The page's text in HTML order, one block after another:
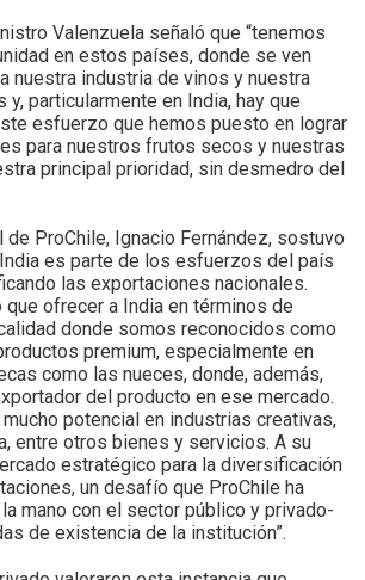
Valenzuela señaló que “tenemos
en estos países, donde se ven
nuestra industria de vinos y nuestra
y, particularmente en India, hay que
esfuerzo que hemos puesto en lograr
para nuestros frutos secos y nuestras
principal prioridad, sin desmedro del
de ProChile, Ignacio Fernández, sostuvo
es parte de los esfuerzos del país
las exportaciones nacionales.
que ofrecer a India en términos de
donde somos reconocidos como
premium, especialmente en
como las nueces, donde, además,
del producto en ese mercado.
potencial en industrias creativas,
entre otros bienes y servicios. A su
estratégico para la diversificación
un desafío que ProChile ha
mano con el sector público y privado-
de existencia de la institución”.